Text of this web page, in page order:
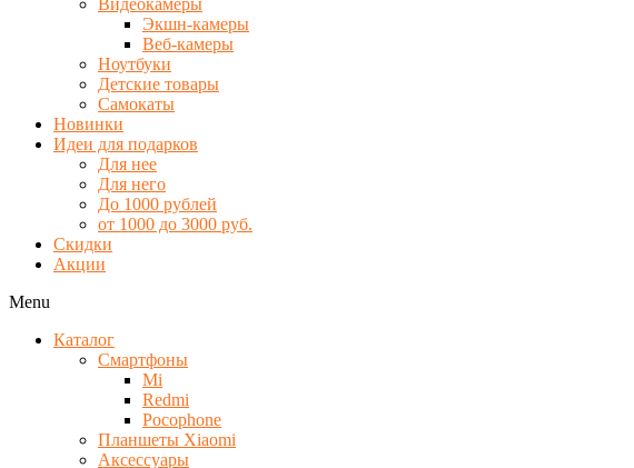
Видеокамеры
Экшн-камеры
Веб-камеры
Ноутбуки
Детские товары
Самокаты
Новинки
Идеи для подарков
Для нее
Для него
До 1000 рублей
от 1000 до 3000 руб.
Скидки
Акции
Menu
Каталог
Смартфоны
Mi
Redmi
Pocophone
Планшеты Xiaomi
Аксессуары